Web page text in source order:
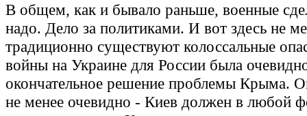
В общем, как и бывало раньше, военные
надо. Дело за политиками. И вот здесь не
традиционно существуют колоссальные
войны на Украине для России была
окончательное решение проблемы Крыма.
не менее очевидно - Киев должен в любой